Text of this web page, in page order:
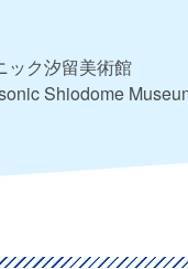
ック汐留美術館
Shiodome